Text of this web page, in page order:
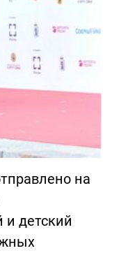
на
детский